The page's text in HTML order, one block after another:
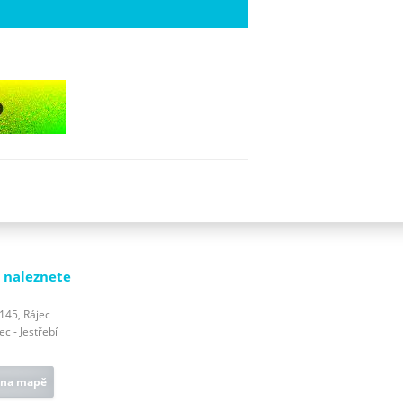
naleznete
Rájec
- Jestřebí
mapě